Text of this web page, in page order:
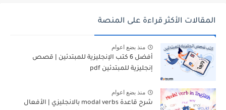
المقالات الأكثر قراءة على المنصة
منذ بضع اعوام
أفضل 6 كتب الإنجليزية للمبتدئين | قصص
إنجليزية للمبتدئين pdf
منذ بضع اعوام
شرح قاعدة modal verbs بالانجليزي | الأفعال